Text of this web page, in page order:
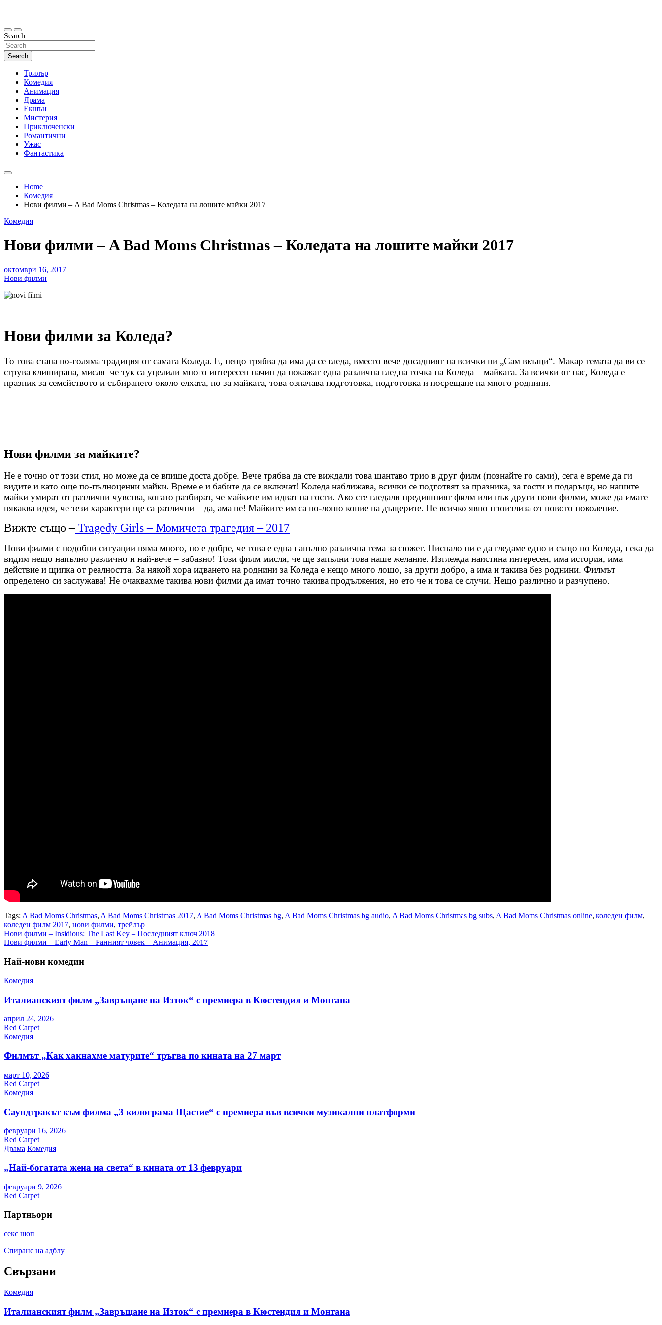
Search
Search
Трилър
Комедия
Анимация
Драма
Екшън
Мистерия
Приключенски
Романтични
Ужас
Фантастика
Home
Комедия
Нови филми – A Bad Moms Christmas – Коледата на лошите майки 2017
Комедия
Нови филми – A Bad Moms Christmas – Коледата на лошите майки 2017
октомври 16, 2017
Нови филми
Нови филми за Коледа?
То това стана по-голяма традиция от самата Коледа. Е, нещо трябва да има да се гледа, вместо вече досадният на всички ни „Сам вкъщи“. Макар темата да ви се
струва клиширана, мисля че тук са уцелили много интересен начин да покажат една различна гледна точка на Коледа – майката. За всички от нас, Коледа е
празник за семейството и събирането около елхата, но за майката, това означава подготовка, подготовка и посрещане на много роднини.
Нови филми за майките?
Не е точно от този стил, но може да се впише доста добре. Вече трябва да сте виждали това шантаво трио в друг филм (познайте го сами), сега е време да ги
видите и като още по-пълноценни майки. Време е и бабите да се включат! Коледа наближава, всички се подготвят за празника, за гости и подаръци, но нашите
майки умират от различни чувства, когато разбират, че майките им идват на гости. Ако сте гледали предишният филм или пък други нови филми, може да имате
някаква идея, че тези характери ще са различни – да, ама не! Майките им са по-лошо копие на дъщерите. Не всичко явно произлиза от новото поколение.
Вижте също –Tragedy Girls – Момичета трагедия – 2017
Нови филми с подобни ситуации няма много, но е добре, че това е една напълно различна тема за сюжет. Писнало ни е да гледаме едно и също по Коледа, нека да
видим нещо напълно различно и най-вече – забавно! Този филм мисля, че ще запълни това наше желание. Изглежда наистина интересен, има история, има
действие и щипка от реалността. За някой хора идването на роднини за Коледа е нещо много лошо, за други добро, а има и такива без роднини. Филмът
определено си заслужава! Не очаквахме такива нови филми да имат точно такива продължения, но ето че и това се случи. Нещо различно и разчупено.
Tags: A Bad Moms Christmas, A Bad Moms Christmas 2017, A Bad Moms Christmas bg, A Bad Moms Christmas bg audio, A Bad Moms Christmas bg subs, A Bad Moms Christmas online, коледен филм,
коледен филм 2017, нови филми, трейлър
Навигация
Нови филми – Insidious: The Last Key – Последният ключ 2018
Нови филми – Early Man – Ранният човек – Анимация, 2017
Най-нови комедии
Комедия
Италианският филм „Завръщане на Изток“ с премиера в Кюстендил и Монтана
април 24, 2026
Red Carpet
Комедия
Филмът „Как хакнахме матурите“ тръгва по кината на 27 март
март 10, 2026
Red Carpet
Комедия
Саундтракът към филма „3 килограма Щастие“ с премиера във всички музикални платформи
февруари 16, 2026
Red Carpet
Драма Комедия
„Най-богатата жена на света“ в кината от 13 февруари
февруари 9, 2026
Red Carpet
Партньори
секс шоп
Спиране на адблу
Свързани
Комедия
Италианският филм „Завръщане на Изток“ с премиера в Кюстендил и Монтана